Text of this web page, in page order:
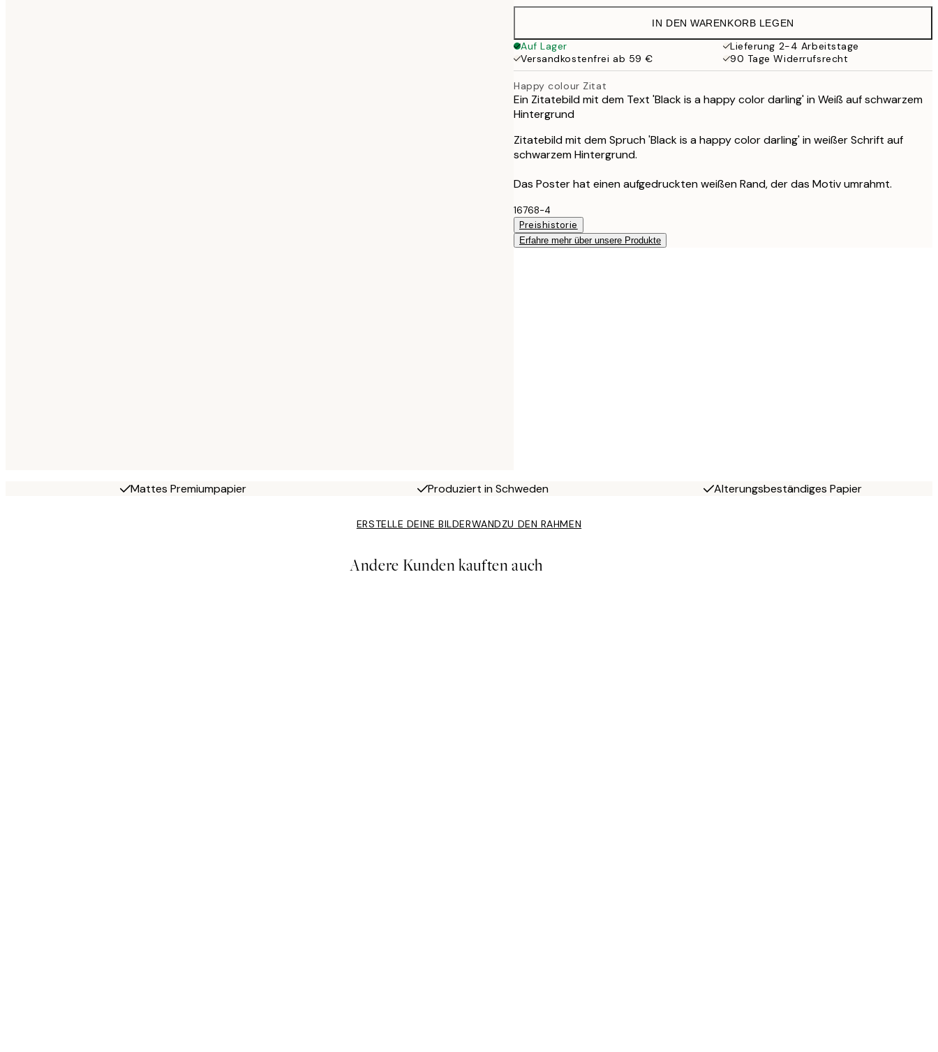
19,95 €
IN DEN WARENKORB LEGEN
Auf Lager
Lieferung 2-4 Arbeitstage
Versandkostenfrei ab 59 €
90 Tage Widerrufsrecht
Happy colour Zitat
Ein Zitatebild mit dem Text 'Black is a happy color darling' in Weiß auf schwarzem
Hintergrund
Zitatebild mit dem Spruch 'Black is a happy color darling' in weißer Schrift auf
schwarzem Hintergrund.
Das Poster hat einen aufgedruckten weißen Rand, der das Motiv umrahmt.
16768-4
Preishistorie
Erfahre mehr über unsere Produkte
Mattes Premiumpapier Produziert in Schweden Alterungsbeständiges Papier
ERSTELLE DEINE BILDERWANDZU DEN RAHMEN
Andere Kunden kauften auch